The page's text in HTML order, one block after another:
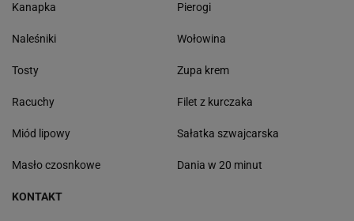
Kanapka
Naleśniki
Tosty
Racuchy
Miód lipowy
Masło czosnkowe
Pierogi
Wołowina
Zupa krem
Filet z kurczaka
Sałatka szwajcarska
Dania w 20 minut
KONTAKT